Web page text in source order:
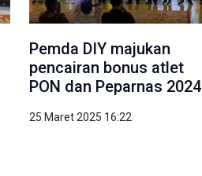
Pemda DIY majukan
pencairan bonus atlet
PON dan Peparnas 2024
25 Maret 2025 16:22